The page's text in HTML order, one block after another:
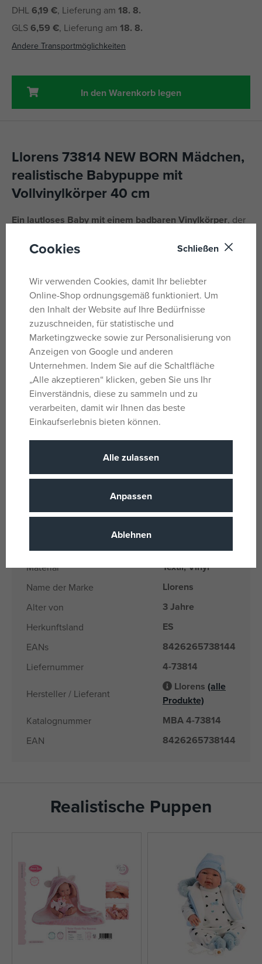
DHL6,19 €, Lieferung am 18. 8.
GLS6,59 €, Lieferung am 18. 8.
Andere Transportmöglichkeiten
In den Warenkorb legen
Llorens 73814 NEW BORN Mädchen,
realistische Babypuppe mit
Vollvinylkörper 40 cm
Ein lautloses Baby mit einem badbaren Vinylkörper, der
einschließlich süßer Babyfalten und Geschlecht.
achten, dass die Wimpern nicht nass werden. Abgelöste
Wimpern sind kein Reklamationsgrund. Arme und Beine
sind über ein Gelenk mit dem Körper verbunden. Das
Baby ist beweglich und kann sogar sitzen.
Größe 40 cm.
Handgefertigt in Spanien, verpackt in einer Geschenkbox.
Altersempfehlung ab 3 Jahren.
Es besteht die Möglichkeit, zusätzliche Originalkleidung
Farbe
Material Textil, Vinyl
Name der Marke Llorens
Alter von 3 Jahre
Herkunftsland ES
EANs 8426265738144
Liefernummer 4-73814
Hersteller / Lieferant
Llorens (alle
Produkte)
Katalognummer MBA 4-73814
EAN 8426265738144
Realistische Puppen
Cookies Schließen
Wir verwenden Cookies, damit Ihr beliebter
Online-Shop ordnungsgemäß funktioniert. Um
den Inhalt der Website auf Ihre Bedürfnisse
zuzuschneiden, für statistische und
Marketingzwecke sowie zur Personalisierung von
Anzeigen von Google und anderen
Unternehmen. Indem Sie auf die Schaltfläche
„Alle akzeptieren“ klicken, geben Sie uns Ihr
Einverständnis, diese zu sammeln und zu
verarbeiten, damit wir Ihnen das beste
Einkaufserlebnis bieten können.
Alle zulassen
Anpassen
Ablehnen